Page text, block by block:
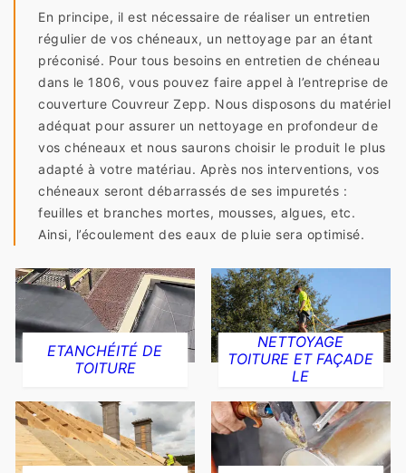
En principe, il est nécessaire de réaliser un entretien
régulier de vos chéneaux, un nettoyage par an étant
préconisé. Pour tous besoins en entretien de chéneau
dans le 1806, vous pouvez faire appel à l’entreprise de
couverture Couvreur Zepp. Nous disposons du matériel
adéquat pour assurer un nettoyage en profondeur de
vos chéneaux et nous saurons choisir le produit le plus
adapté à votre matériau. Après nos interventions, vos
chéneaux seront débarrassés de ses impuretés :
feuilles et branches mortes, mousses, algues, etc.
Ainsi, l’écoulement des eaux de pluie sera optimisé.
ETANCHÉITÉ DE
TOITURE
NETTOYAGE
TOITURE ET FAÇADE
LE